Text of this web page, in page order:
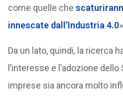
come quelle che
innescate dall’Industria 4.0
Da un lato, quindi, la ricerca
l’interesse e l’adozione
imprese sia ancora molto